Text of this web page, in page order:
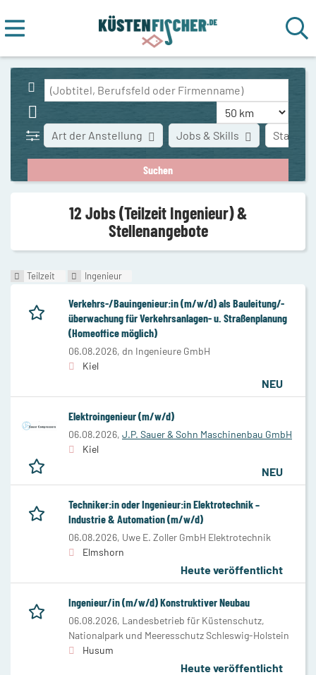
Stadt
Art der Anstellung Jobs & Skills
12 Jobs (Teilzeit Ingenieur) &
Stellenangebote
Teilzeit Ingenieur
Verkehrs-/Bauingenieur:in (m/w/d) als Bauleitung/-
überwachung für Verkehrsanlagen- u. Straßenplanung
(Homeoffice möglich)
06.08.2026, dn Ingenieure GmbH
Kiel
NEU
Elektroingenieur (m/w/d)
06.08.2026, J.P. Sauer & Sohn Maschinenbau GmbH
Kiel
NEU
Techniker:in oder Ingenieur:in Elektrotechnik –
Industrie & Automation (m/w/d)
06.08.2026, Uwe E. Zoller GmbH Elektrotechnik
Elmshorn
Heute veröffentlicht
Ingenieur/in (m/w/d) Konstruktiver Neubau
06.08.2026, Landesbetrieb für Küstenschutz,
Nationalpark und Meeresschutz Schleswig-Holstein
Husum
Heute veröffentlicht